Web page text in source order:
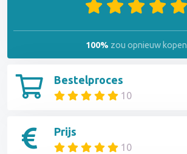
Bestelproces
10
Prijs
10
100% zou opnieuw kopen